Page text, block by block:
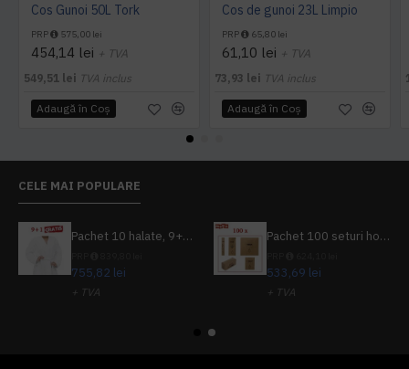
Cos Gunoi 50L Tork
PRP 575,00 lei
454,14 lei + TVA
549,51 lei TVA inclus
Adaugă în Coş
Cos de gunoi 23L Limpio
PRP 65,80 lei
61,10 lei + TVA
73,93 lei TVA inclus
Adaugă în Coş
CELE MAI POPULARE
Pachet 10 halate, 9+1 gratuit
755,82 lei
+ TVA
Pachet 100 seturi hoteliere, set dentar, set barbierit, casca de dus, pila unghii, set cusut
533,69 lei
+ TVA